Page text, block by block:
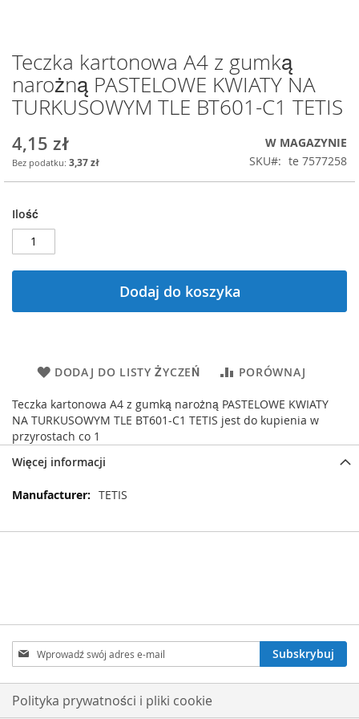
Przejdź
na
początek
galerii
Teczka kartonowa A4 z gumką
narożną PASTELOWE KWIATY NA
TURKUSOWYM TLE BT601-C1 TETIS
4,15 zł
3,37 zł
W MAGAZYNIE
SKU
te 7577258
Ilość
Dodaj do koszyka
DODAJ DO LISTY ŻYCZEŃ PORÓWNAJ
Teczka kartonowa A4 z gumką narożną PASTELOWE KWIATY
NA TURKUSOWYM TLE BT601-C1 TETIS jest do kupienia w
przyrostach co 1
Więcej informacji
Więcej
TETIS
Subskrybuj
nasz
newsletter:
Subskrybuj
Polityka prywatności i pliki cookie